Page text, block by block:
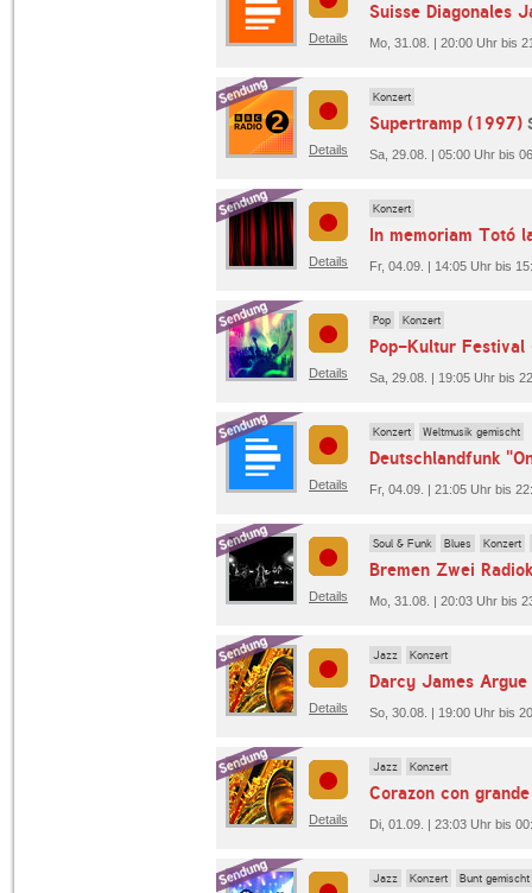
Details
Suisse Diagonales
Mo, 31.08. | 20:00 Uhr bis
Details
Konzert
Supertramp (1997)
Sa, 29.08. | 05:00 Uhr bis
Details
Konzert
In memoriam Totó
Fr, 04.09. | 14:05 Uhr bis
Details
Pop Konzert
Sa, 29.08. | 19:05 Uhr bis
Details
Konzert Weltmusik gemischt
Deutschlandfunk
Fr, 04.09. | 21:05 Uhr bis
Details
Soul & Funk Blues Konzert
Mo, 31.08. | 20:03 Uhr bis
Details
Jazz Konzert
So, 30.08. | 19:00 Uhr bis
Details
Jazz Konzert
Di, 01.09. | 23:03 Uhr bis
Jazz Konzert Bunt gemischt